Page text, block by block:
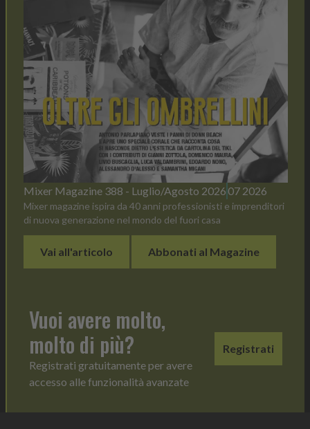
Mixer Magazine 388 - Luglio/Agosto 2026 07 2026
Mixer magazine ispira da 40 anni professionisti e imprenditori
di nuova generazione nel mondo del fuori casa
Vai all'articolo Abbonati al Magazine
Vuoi avere molto,
molto di più?
Registrati gratuitamente per avere
accesso alle funzionalità avanzate
Registrati